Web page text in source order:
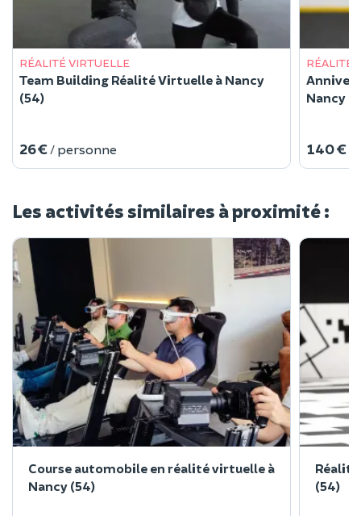
RÉALITÉ VIRTUELLE
Team Building Réalité Virtuelle à Nancy
(54)
26 € / personne
RÉALITÉ
Nancy
140 €
Les activités similaires à proximité :
Course automobile en réalité virtuelle à
Nancy (54)
(54)